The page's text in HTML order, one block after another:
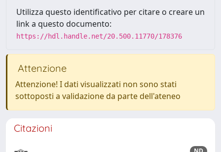
Utilizza questo identificativo per citare o creare un
link a questo documento:
https://hdl.handle.net/20.500.11770/178376
Attenzione
Attenzione! I dati visualizzati non sono stati
sottoposti a validazione da parte dell'ateneo
Citazioni